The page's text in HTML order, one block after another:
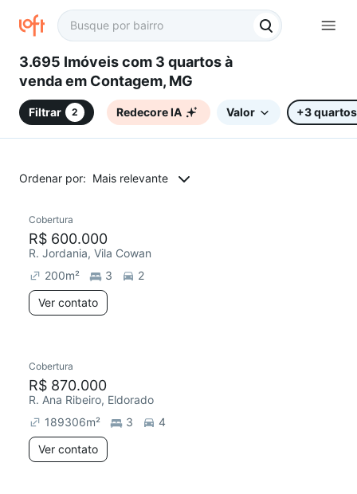
3.695 Imóveis com 3 quartos à
venda em Contagem, MG
Filtrar 2 Redecore IA Valor +3 quartos
Ordenar por: Mais relevante
Cobertura
R$ 600.000
R. Jordania, Vila Cowan
200m² 3
2
Ver contato
Cobertura
R$ 870.000
R. Ana Ribeiro, Eldorado
189306m² 3
4
Ver contato